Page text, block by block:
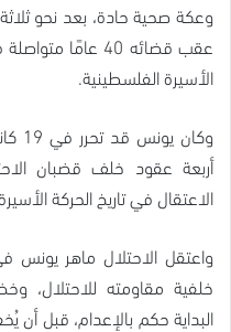
وعكة صحية حادة، بعد نحو
عقب قضائه 40
الأسيرة الفلسطينية.
أربعة عقود خلف قضبان
الاعتقال في تاريخ الحركة
خلفية مقاومته
البداية حكم بالإعدام، قبل أن